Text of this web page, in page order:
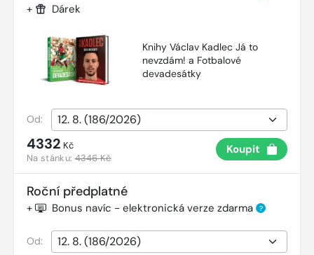
+ Dárek
Knihy Václav Kadlec Já to
nevzdám! a Fotbalové
devadesátky
Od:
4332 Kč
Na stánku:4346 Kč
Koupit
Roční předplatné
+ Bonus navíc - elektronická verze zdarma ?
Od: